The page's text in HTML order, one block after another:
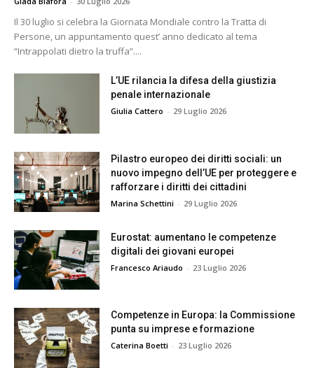
Il 30 luglio si celebra la Giornata Mondiale contro la Tratta di
Persone, un appuntamento quest’ anno dedicato al tema
“Intrappolati dietro la truffa”....
L’UE rilancia la difesa della giustizia
penale internazionale
Giulia Cattero - 29 Luglio 2026
Pilastro europeo dei diritti sociali: un
nuovo impegno dell’UE per proteggere e
rafforzare i diritti dei cittadini
Marina Schettini - 29 Luglio 2026
Eurostat: aumentano le competenze
digitali dei giovani europei
Francesco Ariaudo - 23 Luglio 2026
Competenze in Europa: la Commissione
punta su imprese e formazione
Caterina Boetti - 23 Luglio 2026